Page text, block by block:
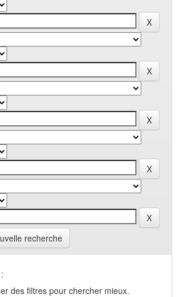
recherche
des filtres pour chercher mieux.